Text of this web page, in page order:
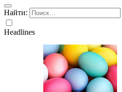
Найти:
Headlines